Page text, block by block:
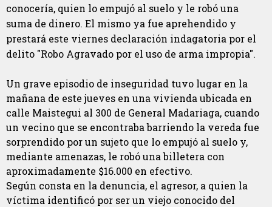
conocería, quien lo empujó al suelo y le robó una
suma de dinero. El mismo ya fue aprehendido y
prestará este viernes declaración indagatoria por el
delito "Robo Agravado por el uso de arma impropia".
Un grave episodio de inseguridad tuvo lugar en la
mañana de este jueves en una vivienda ubicada en
calle Maistegui al 300 de General Madariaga, cuando
un vecino que se encontraba barriendo la vereda fue
sorprendido por un sujeto que lo empujó al suelo y,
mediante amenazas, le robó una billetera con
aproximadamente $16.000 en efectivo.
Según consta en la denuncia, el agresor, a quien la
víctima identificó por ser un viejo conocido del